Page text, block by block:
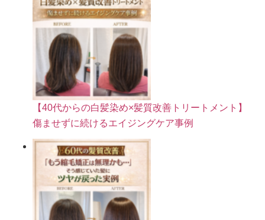
【40代からの白髪染め×髪質改善トリートメント】
傷ませずに続けるエイジングケア事例